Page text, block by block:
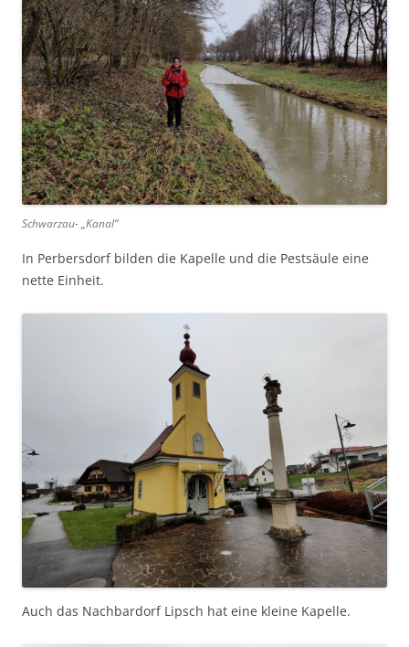
Schwarzau- „Kanal“
In Perbersdorf bilden die Kapelle und die Pestsäule eine
nette Einheit.
Auch das Nachbardorf Lipsch hat eine kleine Kapelle.